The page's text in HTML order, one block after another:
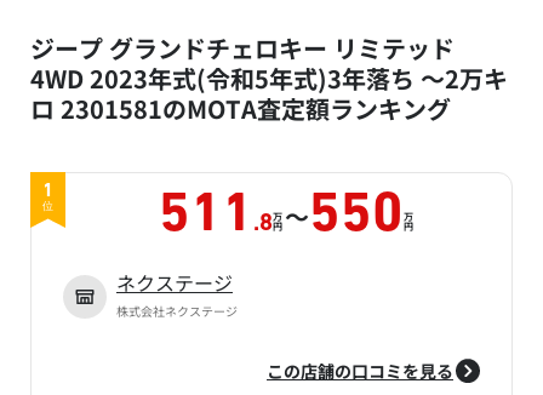
ジープ グランドチェロキー リミテッド
4WD 2023年式(令和5年式)3年落ち ～2万キ
ロ 2301581のMOTA査定額ランキング
1
位 511 .8万
円 ～550 万
円
ネクステージ
株式会社ネクステージ
この店舗の口コミを見る